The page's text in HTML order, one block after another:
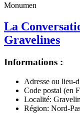
Monumen
La
Gravelines
Informations :
Adresse ou lieu-
Code postal (en
Localité:
Région: Nord-